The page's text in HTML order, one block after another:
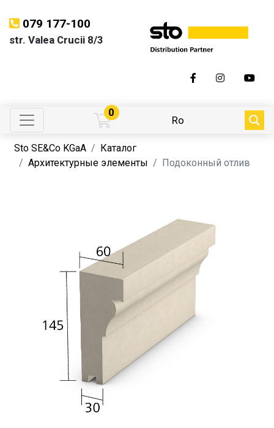
079 177-100
str. Valea Crucii 8/3
0
Ro
Sto SE&Co KGaA
Каталог
Архитектурные элементы
Подоконный отлив